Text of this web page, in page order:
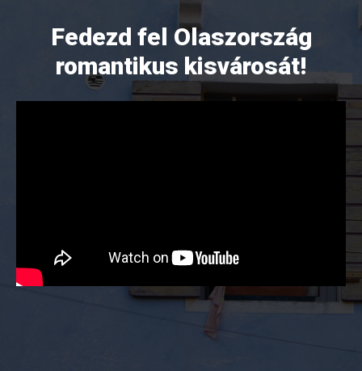
Fedezd fel Olaszország
romantikus kisvárosát!